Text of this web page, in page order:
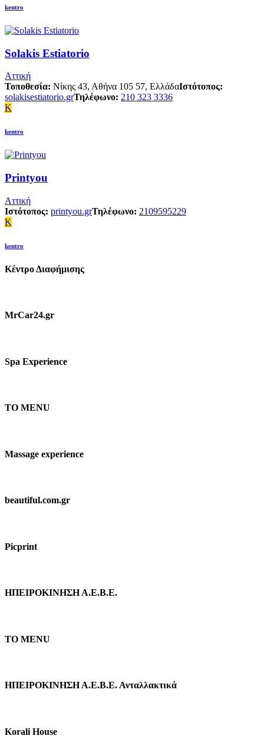
kentro
Solakis Estiatorio
Αττική
Τοποθεσία: Νίκης 43, Αθήνα 105 57, ΕλλάδαΙστότοπος:
solakisestiatorio.grΤηλέφωνο: 210 323 3336
K
kentro
Printyou
Αττική
Ιστότοπος: printyou.grΤηλέφωνο: 2109595229
K
kentro
Κέντρο Διαφήμισης
MrCar24.gr
Spa Experience
TO MENU
Massage experience
beautiful.com.gr
Picprint
ΗΠΕΙΡΟΚΙΝΗΣΗ Α.Ε.Β.Ε.
TO MENU
ΗΠΕΙΡΟΚΙΝΗΣΗ Α.Ε.Β.Ε. Ανταλλακτικά
Κorali Ηouse